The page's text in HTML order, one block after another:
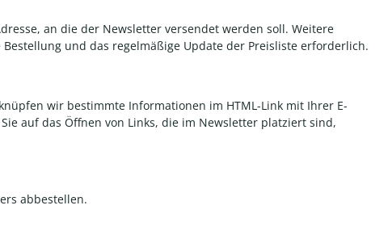
an die der Newsletter versendet werden soll. Weitere
und das regelmäßige Update der Preisliste erforderlich.
wir bestimmte Informationen im HTML-Link mit Ihrer E-
auf das Öffnen von Links, die im Newsletter platziert sind,
abbestellen.